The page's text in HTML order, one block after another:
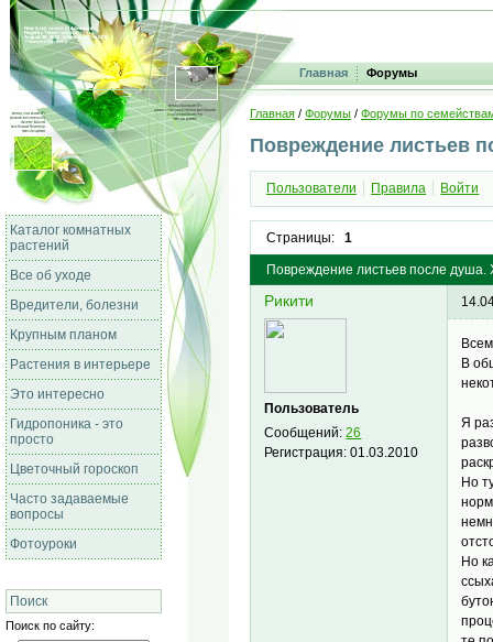
Главная Форумы
Каталог комнатных
растений
Все об уходе
Вредители, болезни
Крупным планом
Растения в интерьере
Это интересно
Гидропоника - это
просто
Цветочный гороскоп
Часто задаваемые
вопросы
Фотоуроки
Поиск
Поиск по сайту:
Главная / Форумы / Форумы по
Повреждение листьев
Пользователи Правила Войти
Страницы: 1
Повреждение листьев после
Рикити
Пользователь
Сообщений:26
Регистрация:01.03.2010
В
Я
Но
Но